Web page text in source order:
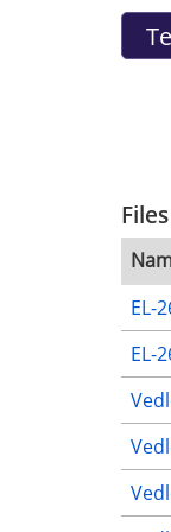
EL-
EL-